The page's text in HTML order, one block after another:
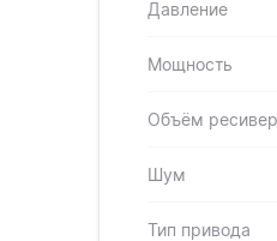
Давление
Мощность
Объём
Шум
Тип привода